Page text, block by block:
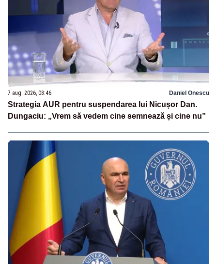
7 aug. 2026, 08:46 Daniel Onescu
Strategia AUR pentru suspendarea lui Nicușor Dan.
Dungaciu: „Vrem să vedem cine semnează și cine nu”